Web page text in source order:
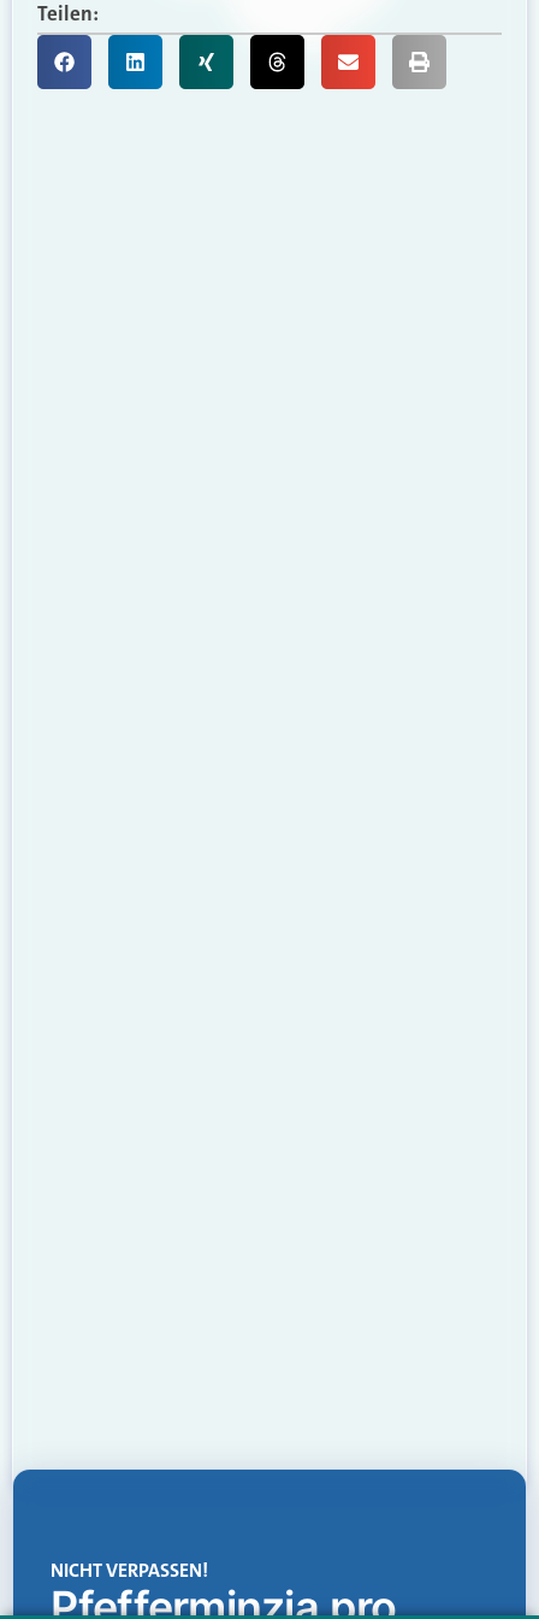
Teilen:
NICHT VERPASSEN!
Pfefferminzia.pro